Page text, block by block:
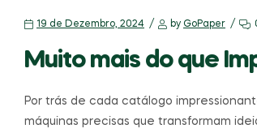
19 de Dezembro, 2024 by GoPaper
Muito mais do que
Por trás de cada catálogo
máquinas precisas que transformam